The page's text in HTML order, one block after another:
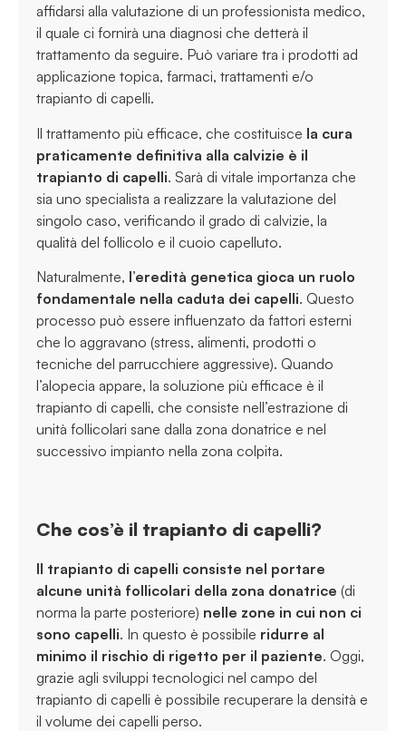
affidarsi alla valutazione di un professionista medico,
il quale ci fornirà una diagnosi che detterà il
trattamento da seguire. Può variare tra i prodotti ad
applicazione topica, farmaci, trattamenti e/o
trapianto di capelli.
Il trattamento più efficace, che costituisce la cura
praticamente definitiva alla calvizie è il
trapianto di capelli. Sarà di vitale importanza che
sia uno specialista a realizzare la valutazione del
singolo caso, verificando il grado di calvizie, la
qualità del follicolo e il cuoio capelluto.
Naturalmente, l’eredità genetica gioca un ruolo
fondamentale nella caduta dei capelli. Questo
processo può essere influenzato da fattori esterni
che lo aggravano (stress, alimenti, prodotti o
tecniche del parrucchiere aggressive). Quando
l’alopecia appare, la soluzione più efficace è il
trapianto di capelli, che consiste nell’estrazione di
unità follicolari sane dalla zona donatrice e nel
successivo impianto nella zona colpita.
Che cos’è il trapianto di capelli?
Il trapianto di capelli consiste nel portare
alcune unità follicolari della zona donatrice (di
norma la parte posteriore) nelle zone in cui non ci
sono capelli. In questo è possibile ridurre al
minimo il rischio di rigetto per il paziente. Oggi,
grazie agli sviluppi tecnologici nel campo del
trapianto di capelli è possibile recuperare la densità e
il volume dei capelli perso.